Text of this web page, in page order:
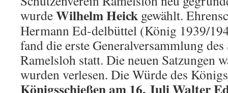
wurdeWilhelm Heick gewählt.
Hermann Ed-delbüttel (König 1939/
fand die erste Generalversammlung
Ramelsloh statt. Die neuen Satzungen
wurden verlesen. Die Würde des
Königsschießen am 16. Juli Walter